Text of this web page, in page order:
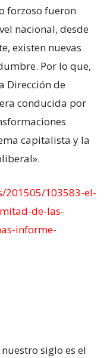
forzoso fueron
nacional, desde
existen nuevas
Por lo que,
Dirección de
conducida por
capitalista y la
201505/103583-el-
de-las-
informe-
siglo es el